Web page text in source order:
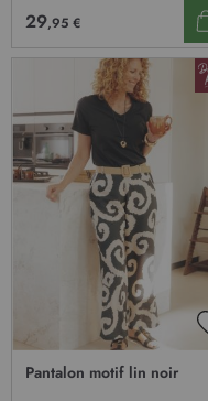
29,95 €
Pantalon motif lin noir